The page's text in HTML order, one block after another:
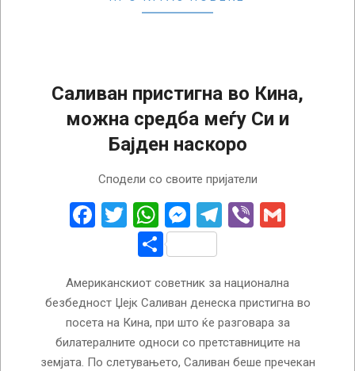
Саливан пристигна во Кина,
можна средба меѓу Си и
Бајден наскоро
Сподели со своите пријатели
Facebook
Twitter
WhatsApp
Messenger
Telegram
Viber
Share
Американскиот советник за национална
безбедност Џејк Саливан денеска пристигна во
посета на Кина, при што ќе разговара за
билатералните односи со претставниците на
земјата. По слетувањето, Саливан беше пречекан